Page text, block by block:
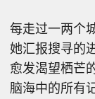
每走过一两个
她汇报搜寻的
愈发渴望栖芒
脑海中的所有